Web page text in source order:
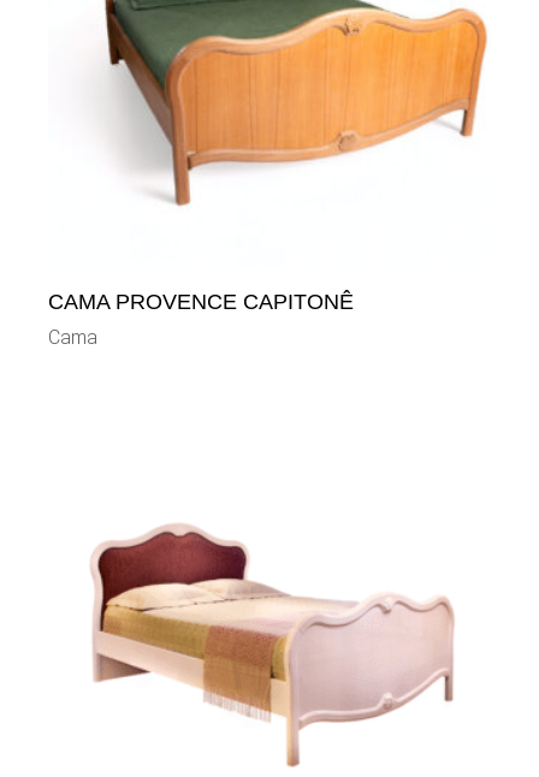
CAMA PROVENCE CAPITONÊ
Cama